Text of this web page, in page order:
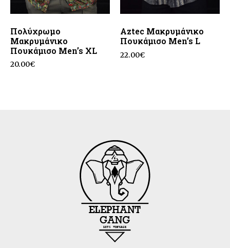
Πολύχρωμο
Μακρυμάνικο
Πουκάμισο Men’s XL
20.00€
Aztec Μακρυμάνικο
Πουκάμισο Men’s L
22.00€